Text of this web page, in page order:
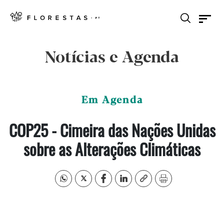
Notícias e Agenda
Em Agenda
COP25 - Cimeira das Nações Unidas
sobre as Alterações Climáticas